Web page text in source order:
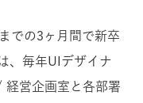
での3ヶ月間で新卒
、毎年UIデザイナ
営企画室と各部署